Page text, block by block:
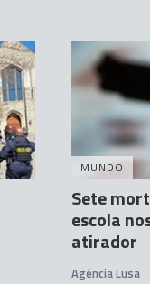
MUNDO
Sete
escola
atirador
Agência Lusa